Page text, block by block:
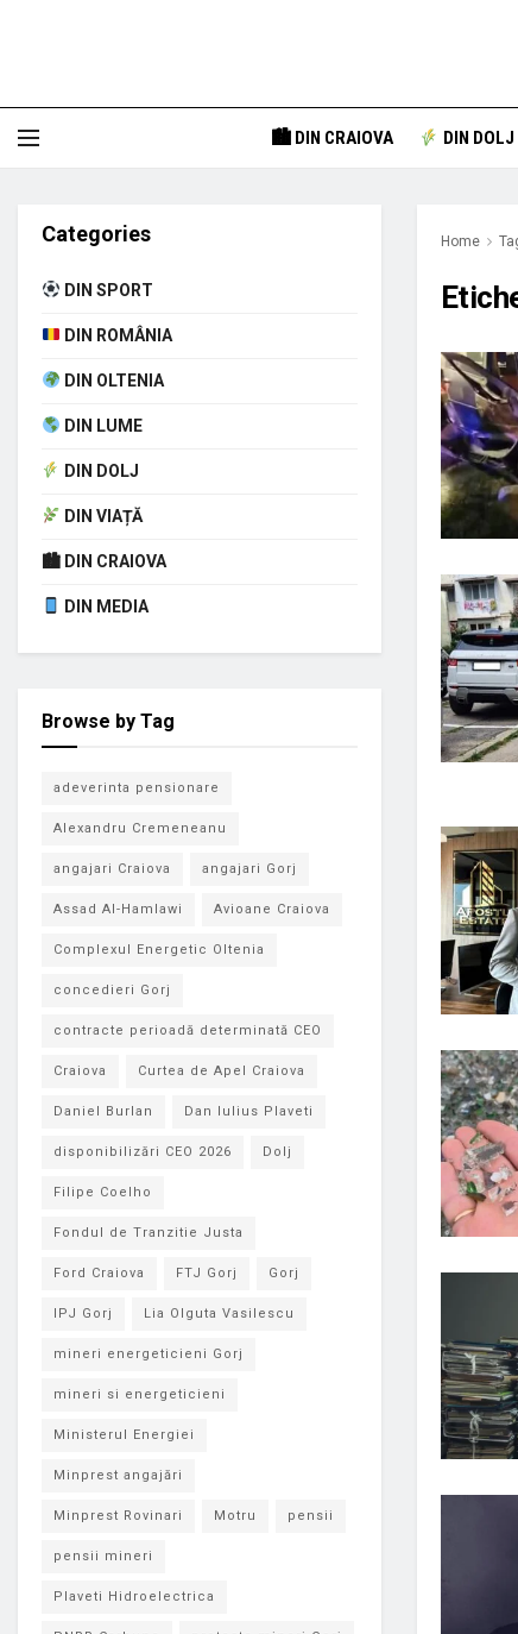
🏙 DIN CRAIOVA DIN DOLJ
Home
Categories
DIN SPORT
DIN ROMÂNIA
DIN OLTENIA
DIN LUME
DIN DOLJ
DIN VIAȚĂ
🏙 DIN CRAIOVA
DIN MEDIA
Browse by Tag
adeverinta pensionare
Alexandru Cremeneanu
angajari Craiova angajari Gorj
Assad Al-Hamlawi Avioane Craiova
Complexul Energetic Oltenia
concedieri Gorj
contracte perioadă determinată CEO
Craiova Curtea de Apel Craiova
Daniel Burlan Dan Iulius Plaveti
disponibilizări CEO 2026 Dolj
Filipe Coelho
Fondul de Tranzitie Justa
Ford Craiova FTJ Gorj Gorj
IPJ Gorj Lia Olguta Vasilescu
mineri energeticieni Gorj
mineri si energeticieni
Ministerul Energiei
Minprest angajări
Minprest Rovinari Motru pensii
pensii mineri
Plaveti Hidroelectrica